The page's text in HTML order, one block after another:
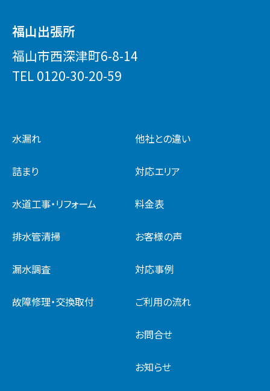
福山出張所
福山市西深津町6-8-14
TEL 0120-30-20-59
水漏れ
詰まり
水道工事・リフォーム
排水管清掃
漏水調査
故障修理・交換取付
他社との違い
対応エリア
料金表
お客様の声
対応事例
ご利用の流れ
お問合せ
お知らせ